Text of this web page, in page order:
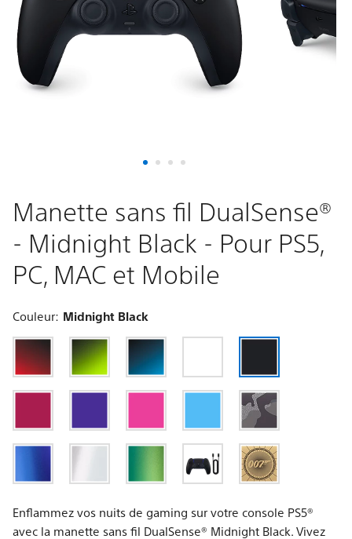
Midnight
Black
PC,
MAC
et
Mobile
Manette sans fil DualSense®
- Midnight Black - Pour PS5,
PC, MAC et Mobile
Couleur: Midnight Black
Enflammez vos nuits de gaming sur votre console PS5®
avec la manette sans fil DualSense® Midnight Black. Vivez